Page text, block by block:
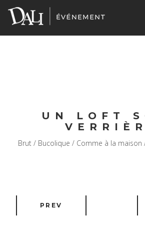
UN LOFT
Brut / Bucolique / Comme à la maison
PREV